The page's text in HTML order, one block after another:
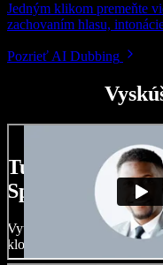
Jedným klikom premeňte
zachovaním hlasu,
Pozrieť AI Dubbing
Tu je malá
Speechify Studio.
Vytvárajte dabingy,
klonujte svoj hlas –